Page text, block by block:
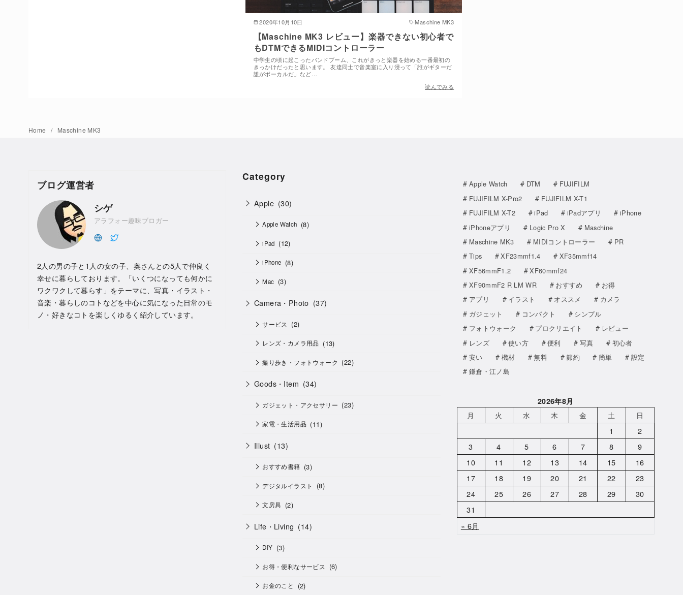
2020年10月10日 Maschine MK3
【Maschine MK3 レビュー】楽器できない初心者で
もDTMできるMIDIコントローラー
中学生の頃に起こったバンドブーム、これがきっと楽器を始める一番最初の
きっかけだったと思います。 友達同士で音楽室に入り浸って「誰がギターだ
誰がボーカルだ」など…
読んでみる
Home Maschine MK3
ブログ運営者
シゲ
アラフォー趣味ブロガー
2人の男の子と1人の女の子、奥さんとの5人で仲良く
幸せに暮らしております。「いくつになっても何かに
ワクワクして暮らす」をテーマに、写真・イラスト・
音楽・暮らしのコトなどを中心に気になった日常のモ
ノ・好きなコトを楽しくゆるく紹介しています。
Category
Apple (30)
Apple Watch (8)
iPad (12)
iPhone (8)
Mac (3)
Camera・Photo (37)
サービス (2)
レンズ・カメラ用品 (13)
撮り歩き・フォトウォーク (22)
Goods・Item (34)
ガジェット・アクセサリー (23)
家電・生活用品 (11)
Illust (13)
おすすめ書籍 (3)
デジタルイラスト (8)
文房具 (2)
Life・Living (14)
DIY (3)
お得・便利なサービス (6)
お金のこと (2)
Apple Watch DTM
FUJIFILM
FUJIFILM X-Pro2
FUJIFILM X-T1
FUJIFILM X-T2
iPad iPadアプリ
iPhone
iPhoneアプリ
Logic Pro X
Maschine
Maschine MK3
MIDIコントローラー
PR
Tips
XF23mmf1.4
XF35mmf14
XF56mmF1.2
XF60mmf24
XF90mmF2 R LM WR
おすすめ
お得
アプリ
イラスト オススメ
カメラ
ガジェット
コンパクト
シンプル
フォトウォーク
プロクリエイト
レビュー
レンズ
使い方 便利 写真
初心者
安い
機材 無料 節約 簡単
設定
鎌倉・江ノ島
2026年8月
月 火 水 木 金 土
日
1
2
3
4 5 6 7 8
9
10
11 12 13 14 15
16
17
18 19 20 21 22
23
24
25 26 27 28 29
30
31
« 6月